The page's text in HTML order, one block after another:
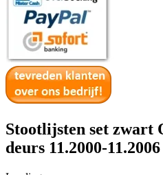
Stootlijsten set zwart
deurs 11.2000-11.2006